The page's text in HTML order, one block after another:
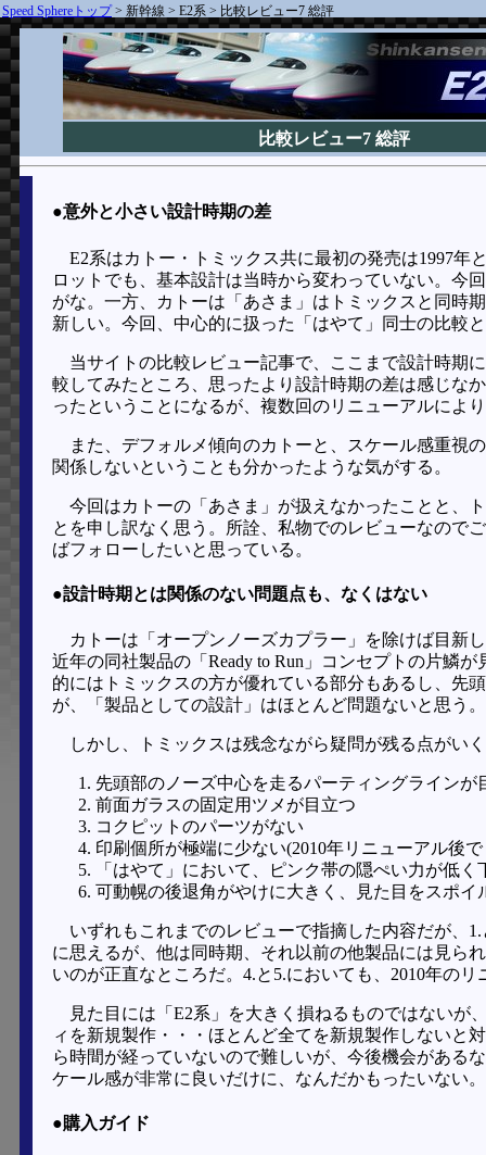
Speed Sphereトップ> 新幹線 > E2系 > 比較レビュー7 総評
比較レビュー7 総評
●意外と小さい設計時期の差
E2系はカトー・トミックス共に最初の発売は1997年
ロットでも、基本設計は当時から変わっていない。今
がな。一方、カトーは「あさま」はトミックスと同時
新しい。今回、中心的に扱った「はやて」同士の比較
当サイトの比較レビュー記事で、ここまで設計時期
較してみたところ、思ったより設計時期の差は感じな
ったということになるが、複数回のリニューアルによ
また、デフォルメ傾向のカトーと、スケール感重視
関係しないということも分かったような気がする。
今回はカトーの「あさま」が扱えなかったことと、
とを申し訳なく思う。所詮、私物でのレビューなので
ばフォローしたいと思っている。
●設計時期とは関係のない問題点も、なくはない
カトーは「オープンノーズカプラー」を除けば目新
近年の同社製品の「Ready to Run」コンセプトの片鱗
的にはトミックスの方が優れている部分もあるし、先
が、「製品としての設計」はほとんど問題ないと思う。
しかし、トミックスは残念ながら疑問が残る点がい
先頭部のノーズ中心を走るパーティングラインが
前面ガラスの固定用ツメが目立つ
コクピットのパーツがない
印刷個所が極端に少ない(2010年リニューアル後で
「はやて」において、ピンク帯の隠ぺい力が低
可動幌の後退角がやけに大きく、見た目をスポイ
いずれもこれまでのレビューで指摘した内容だが、
に思えるが、他は同時期、それ以前の他製品には見ら
いのが正直なところだ。4.と5.においても、2010年の
見た目には「E2系」を大きく損ねるものではない
ィを新規製作・・・ほとんど全てを新規製作しないと
ら時間が経っていないので難しいが、今後機会がある
ケール感が非常に良いだけに、なんだかもったいない。
●購入ガイド